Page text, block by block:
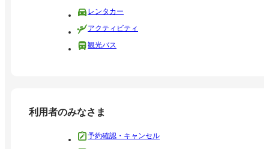
レンタカー
アクティビティ
観光バス
利用者のみなさま
予約確認・キャンセル